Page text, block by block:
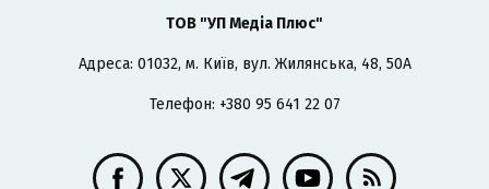
ТОВ "УП Медіа Плюс"
Адреса: 01032, м. Київ, вул. Жилянська, 48, 50А
Телефон: +380 95 641 22 07